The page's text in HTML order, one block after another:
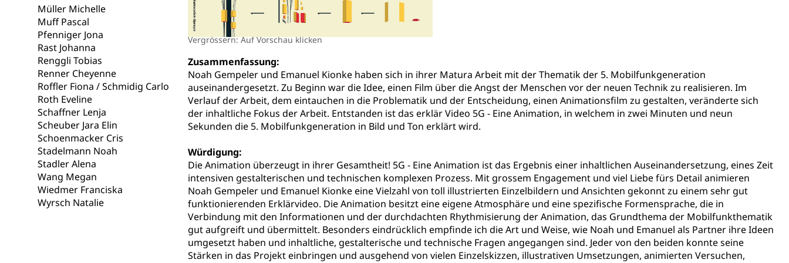
Müller Michelle
Muff Pascal
Pfenniger Jona
Rast Johanna
Renggli Tobias
Renner Cheyenne
Roffler Fiona / Schmidig Carlo
Roth Eveline
Schaffner Lenja
Scheuber Jara Elin
Schoenmacker Cris
Stadelmann Noah
Stadler Alena
Wang Megan
Wiedmer Franciska
Wyrsch Natalie
Vergrössern: Auf Vorschau klicken
Zusammenfassung:
Noah Gempeler und Emanuel Kionke haben sich in ihrer Matura Arbeit mit der Thematik der 5. Mobilfunkgeneration
auseinandergesetzt. Zu Beginn war die Idee, einen Film über die Angst der Menschen vor der neuen Technik zu realisieren. Im
Verlauf der Arbeit, dem eintauchen in die Problematik und der Entscheidung, einen Animationsfilm zu gestalten, veränderte sich
der inhaltliche Fokus der Arbeit. Entstanden ist das erklär Video 5G - Eine Animation, in welchem in zwei Minuten und neun
Sekunden die 5. Mobilfunkgeneration in Bild und Ton erklärt wird.
Würdigung:
Die Animation überzeugt in ihrer Gesamtheit! 5G - Eine Animation ist das Ergebnis einer inhaltlichen Auseinandersetzung, eines Zeit
intensiven gestalterischen und technischen komplexen Prozess. Mit grossem Engagement und viel Liebe fürs Detail animieren
Noah Gempeler und Emanuel Kionke eine Vielzahl von toll illustrierten Einzelbildern und Ansichten gekonnt zu einem sehr gut
funktionierenden Erklärvideo. Die Animation besitzt eine eigene Atmosphäre und eine spezifische Formensprache, die in
Verbindung mit den Informationen und der durchdachten Rhythmisierung der Animation, das Grundthema der Mobilfunkthematik
gut aufgreift und übermittelt. Besonders eindrücklich empfinde ich die Art und Weise, wie Noah und Emanuel als Partner ihre Ideen
umgesetzt haben und inhaltliche, gestalterische und technische Fragen angegangen sind. Jeder von den beiden konnte seine
Stärken in das Projekt einbringen und ausgehend von vielen Einzelskizzen, illustrativen Umsetzungen, animierten Versuchen,
Fachstelle Sucht Region Luzern Drogen (Polizei)
Gesundheitsversorgung
Gesundheitsversorgung, Spital, Pflegeinitiative, Ambulant vor stationär, AVOS, Patientendossier
Gesundheitsversorgung
AHV / IV
Altersrente, Invalidenrente, Witwenrente, Sozialversicherung, Vorsorgeeinrichtung, Pensionskasse, erste Säule, zweite Säule, dritte Säule,
Hilflosenentschädigung, Ergänzungsleistungen, Altersvorsorge, Todesfallversicherung
Hilfslosenentschädigung (WAS Luzern) AHV-Hinterlassenenrente (WAS Luzern)
AHV-Beiträge (WAS Luzern)
Informationsstelle AHV/IV
Ergänzungsleistungen (EL) (WAS Luzern)
Behinderung
Körperbehinderung, körperliche Behinderung, geistige Behinderung, psychische Behinderung, Erwerbsunfähigkeit, Behinderte
Inklusion im Sport
Kultur und Medien
Archive und Bibliotheken
Bücher, Bundesarchiv, Landesbibliothek
Staatsarchiv Luzern Zentral- und Hochschulbibliothek Archiv der Denkmalpflege
Kulturelle Einrichtungen